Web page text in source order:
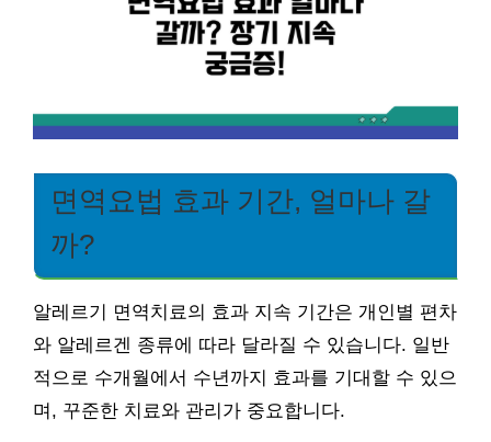
면역요법 효과 기간, 얼마나 갈
까?
알레르기 면역치료의 효과 지속 기간은 개인별 편차
와 알레르겐 종류에 따라 달라질 수 있습니다. 일반
적으로 수개월에서 수년까지 효과를 기대할 수 있으
며, 꾸준한 치료와 관리가 중요합니다.